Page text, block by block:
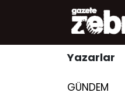
Yazarlar
GÜNDEM
Yazarlar
Nöbetçi Eczaneler